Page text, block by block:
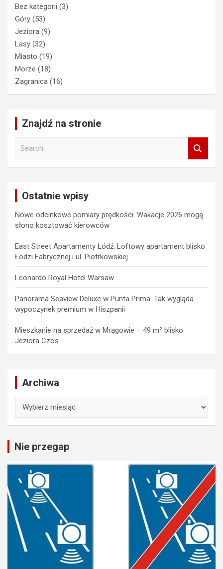
Bez kategorii (3)
Góry (53)
Jeziora (9)
Lasy (32)
Miasto (19)
Morze (18)
Zagranica (16)
Znajdź na stronie
Ostatnie wpisy
Nowe odcinkowe pomiary prędkości. Wakacje 2026 mogą
słono kosztować kierowców
East Street Apartamenty Łódź. Loftowy apartament blisko
Łodzi Fabrycznej i ul. Piotrkowskiej
Leonardo Royal Hotel Warsaw
Panorama Seaview Deluxe w Punta Prima. Tak wygląda
wypoczynek premium w Hiszpanii
Mieszkanie na sprzedaż w Mrągowie – 49 m² blisko
Jeziora Czos
Archiwa
Nie przegap